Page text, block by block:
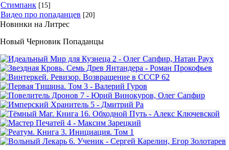
Стимпанк [15]
Видео про попаданцев [20]
Новинки на Литрес
Новый Черновик Попаданцы